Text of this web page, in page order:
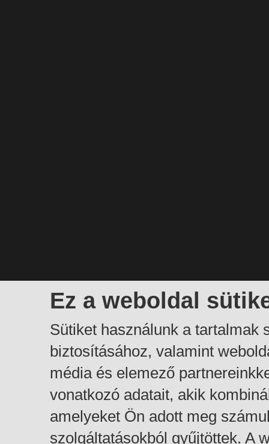
Ez a weboldal
Sütiket használunk a tartalmak
biztosításához, valamint
média és elemező
vonatkozó adatait, akik
amelyeket Ön adott meg
szolgáltatásokból gyűjtöttek. A